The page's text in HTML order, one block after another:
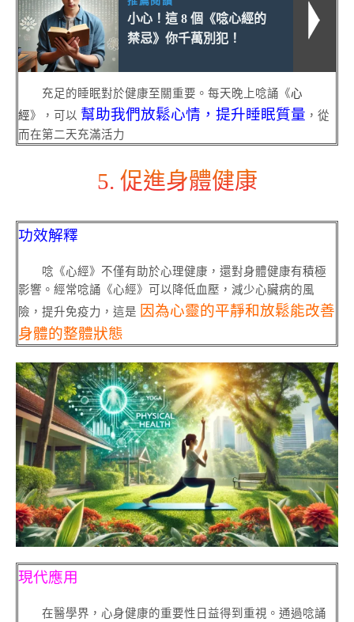
小心！這 8 個《唸心經的
禁忌》你千萬別犯！
充足的睡眠對於健康至關重要。每天晚上唸誦《心
經》，可以 幫助我們放鬆心情，提升睡眠質量 ，從
而在第二天充滿活力
5. 促進身體健康
功效解釋
唸《心經》不僅有助於心理健康，還對身體健康有積極
影響。經常唸誦《心經》可以降低血壓，減少心臟病的風
險，提升免疫力，這是 因為心靈的平靜和放鬆能改善
身體的整體狀態
現代應用
在醫學界，心身健康的重要性日益得到重視。通過唸誦